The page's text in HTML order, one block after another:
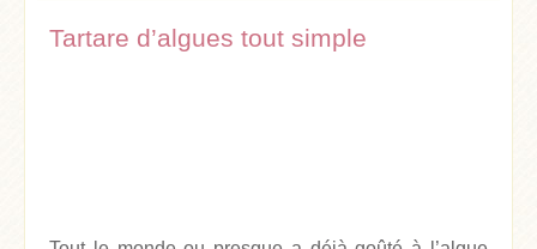
Tartare d’algues tout simple